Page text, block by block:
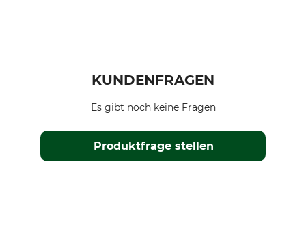
KUNDENFRAGEN
Produktfrage stellen
Es gibt noch keine Fragen